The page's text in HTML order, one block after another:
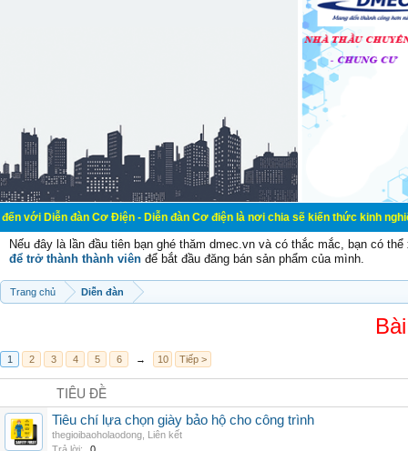
đàn Cơ Điện - Diễn đàn Cơ điện là nơi chia sẽ kiến thức kinh nghiệm
Nếu đây là lần đầu tiên bạn ghé thăm dmec.vn và có thắc mắc, bạn có
để trở thành thành viên để bắt đầu đăng bán sản phẩm của mình.
Trang chủ Diễn đàn
1 2 3 4 5 6 → 10 Tiếp >
TIÊU ĐỀ
Tiêu chí lựa chọn giày bảo hộ cho công trình
thegioibaoholaodong Liên kết